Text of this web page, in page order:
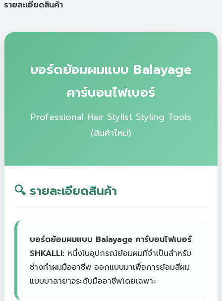
รายละเอียดสินค้า
บอร์ดย้อมผมแบบ Balayage
คาร์บอนไฟเบอร์
Professional Hair Stylist Styling Tools
(สินค้าใหม่)
🔍 รายละเอียดสินค้า
บอร์ดย้อมผมแบบ Balayage คาร์บอนไฟเบอร์
SHKALLI: หนึ่งในอุปกรณ์ย้อมผมที่จำเป็นสำหรับ
ช่างทำผมมืออาชีพ ออกแบบมาเพื่อการย้อมสีผม
แบบบาลายาจระดับมืออาชีพโดยเฉพาะ